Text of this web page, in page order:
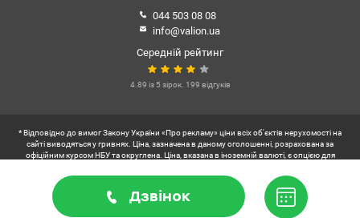
Дзвінок
044 503 08 08
info@valion.ua
Середній рейтинг
4.89 із 5 зірок. 199 відгуків
* Відповідно до вимог Закону України «Про рекламу» ціни всіх об'єктів нерухомості на
сайті виводяться у гривнях. Ціна, зазначена в даному оголошенні, розрахована за
офіційним курсом НБУ та округлена. Ціна, вказана в іноземній валюті, є опцією для
** Користувач коворкінгів VALION